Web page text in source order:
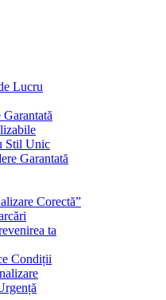
Lucru
Stil Unic
Garantată
Corectă”
ta
Condiții